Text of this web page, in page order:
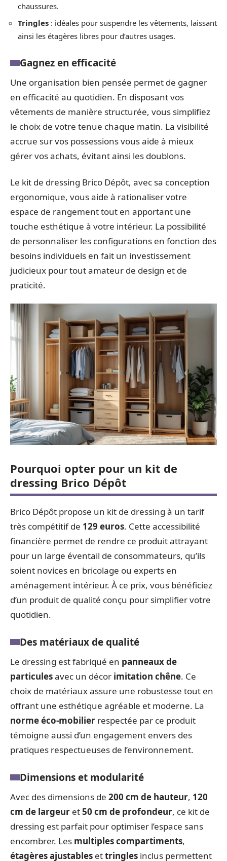
chaussures.
Tringles : idéales pour suspendre les vêtements, laissant
ainsi les étagères libres pour d’autres usages.
Gagnez en efficacité
Une organisation bien pensée permet de gagner
en efficacité au quotidien. En disposant vos
vêtements de manière structurée, vous simplifiez
le choix de votre tenue chaque matin. La visibilité
accrue sur vos possessions vous aide à mieux
gérer vos achats, évitant ainsi les doublons.
Le kit de dressing Brico Dépôt, avec sa conception
ergonomique, vous aide à rationaliser votre
espace de rangement tout en apportant une
touche esthétique à votre intérieur. La possibilité
de personnaliser les configurations en fonction des
besoins individuels en fait un investissement
judicieux pour tout amateur de design et de
praticité.
Pourquoi opter pour un kit de
dressing Brico Dépôt
Brico Dépôt propose un kit de dressing à un tarif
très compétitif de 129 euros. Cette accessibilité
financière permet de rendre ce produit attrayant
pour un large éventail de consommateurs, qu’ils
soient novices en bricolage ou experts en
aménagement intérieur. À ce prix, vous bénéficiez
d’un produit de qualité conçu pour simplifier votre
quotidien.
Des matériaux de qualité
Le dressing est fabriqué en panneaux de
particulesavec un décor imitation chêne. Ce
choix de matériaux assure une robustesse tout en
offrant une esthétique agréable et moderne. La
norme éco-mobilier respectée par ce produit
témoigne aussi d’un engagement envers des
pratiques respectueuses de l’environnement.
Dimensions et modularité
Avec des dimensions de 200 cm de hauteur, 120
cm de largeur et50 cm de profondeur, ce kit de
dressing est parfait pour optimiser l’espace sans
encombrer. Les multiples compartiments,
étagères ajustables ettringles inclus permettent